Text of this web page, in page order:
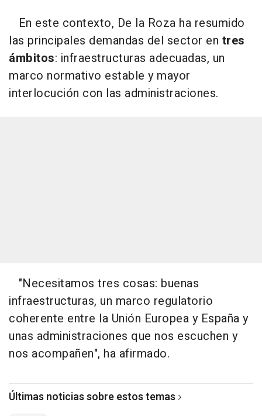
En este contexto, De la Roza ha resumido
las principales demandas del sector en tres
ámbitos: infraestructuras adecuadas, un
marco normativo estable y mayor
interlocución con las administraciones.
"Necesitamos tres cosas: buenas
infraestructuras, un marco regulatorio
coherente entre la Unión Europea y España y
unas administraciones que nos escuchen y
nos acompañen", ha afirmado.
Últimas noticias sobre estos temas